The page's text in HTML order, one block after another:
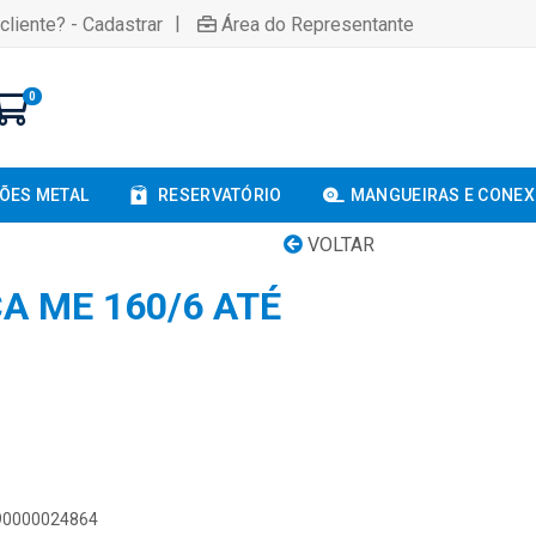
- Cadastrar | Área do Representante
0
METAL RESERVATÓRIO MANGUEIRAS E
VOLTAR
ME 160/6 ATÉ